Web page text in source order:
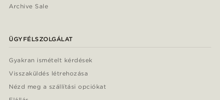
Archive Sale
ÜGYFÉLSZOLGÁLAT
Gyakran ismételt kérdések
Visszaküldés létrehozása
Nézd meg a szállítási opciókat